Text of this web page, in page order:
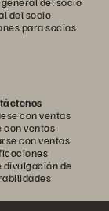
del socio
para socios
con ventas
con ventas
con ventas
divulgación de